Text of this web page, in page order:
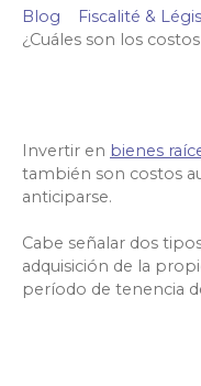
Blog
Fiscalité &
¿Cuáles son los
Invertir en bienes
también son costos
anticiparse.
Cabe señalar dos
adquisición de la
período de tenencia